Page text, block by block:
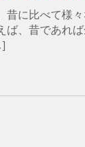
昔に比べて様
ば、昔であれ